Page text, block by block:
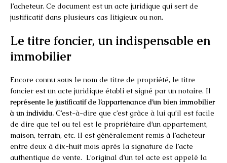
l’acheteur. Ce document est un acte juridique qui sert de
justificatif dans plusieurs cas litigieux ou non.
Le titre foncier, un indispensable en
immobilier
Encore connu sous le nom de titre de propriété, le titre
foncier est un acte juridique établi et signé par un notaire. Il
représente le justificatif de l’appartenance d’un bien immobilier
à un individu. C’est-à-dire que c’est grâce à lui qu’il est facile
de dire que tel ou tel est le propriétaire d’un appartement,
maison, terrain, etc. Il est généralement remis à l’acheteur
entre deux à dix-huit mois après la signature de l’acte
authentique de vente. L’original d’un tel acte est appelé la